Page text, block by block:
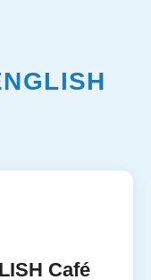
Café